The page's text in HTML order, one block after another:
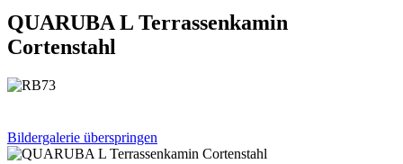
QUARUBA L Terrassenkamin
Cortenstahl
Bildergalerie überspringen